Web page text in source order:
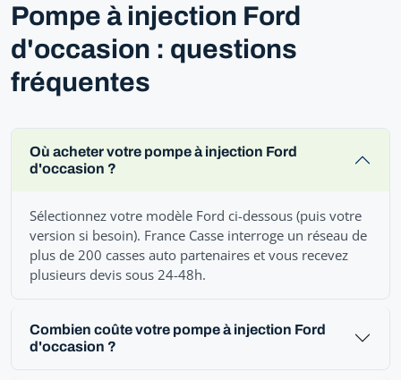
Pompe à injection Ford
d'occasion : questions
fréquentes
Où acheter votre pompe à injection Ford
d'occasion ?
Sélectionnez votre modèle Ford ci-dessous (puis votre
version si besoin). France Casse interroge un réseau de
plus de 200 casses auto partenaires et vous recevez
plusieurs devis sous 24-48h.
Combien coûte votre pompe à injection Ford
d'occasion ?